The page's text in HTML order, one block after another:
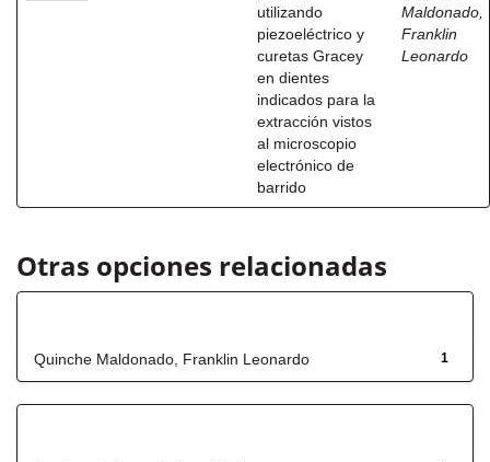
utilizando
piezoeléctrico y
curetas Gracey
en dientes
indicados para la
extracción vistos
al microscopio
electrónico de
barrido
Maldonado,
Franklin
Leonardo
Otras opciones relacionadas
1
Quinche Maldonado, Franklin Leonardo